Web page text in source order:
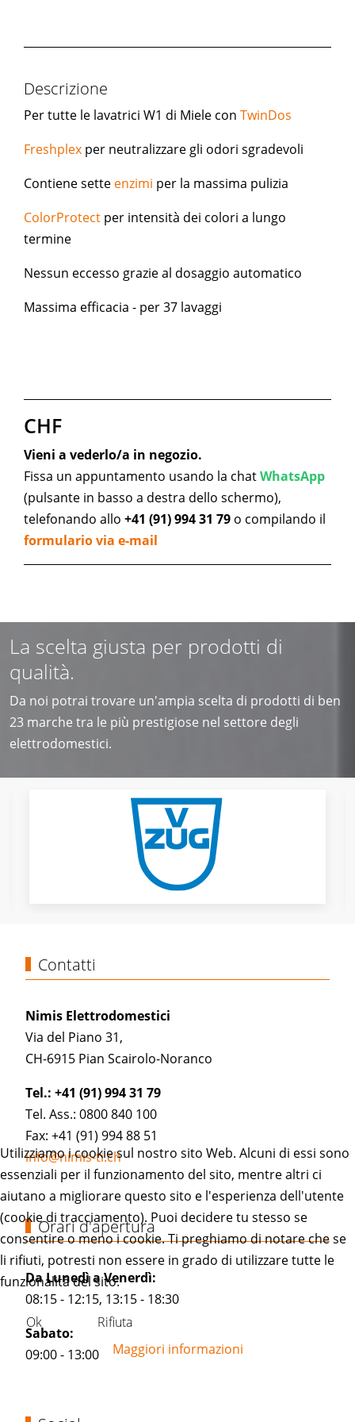
Descrizione
Per tutte le lavatrici W1 di Miele con TwinDos
Freshplex per neutralizzare gli odori sgradevoli
Contiene sette enzimi per la massima pulizia
ColorProtect per intensità dei colori a lungo
termine
Nessun eccesso grazie al dosaggio automatico
Massima efficacia - per 37 lavaggi
CHF
Vieni a vederlo/a in negozio.
Fissa un appuntamento usando la chatWhatsApp
(pulsante in basso a destra dello schermo),
telefonando allo +41 (91) 994 31 79 o compilando il
formulario via e-mail
La scelta giusta per prodotti di
qualità.
Da noi potrai trovare un'ampia scelta di prodotti di ben
23 marche tra le più prestigiose nel settore degli
elettrodomestici.
Contatti
Nimis Elettrodomestici
Via del Piano 31,
CH-6915 Pian Scairolo-Noranco
Tel.: +41 (91) 994 31 79
Tel. Ass.: 0800 840 100
Fax: +41 (91) 994 88 51
info@nimis-ti.ch
Orari d'apertura
Da Lunedì a Venerdì:
08:15 - 12:15, 13:15 - 18:30
Sabato:
09:00 - 13:00
Utilizziamo i cookie sul nostro sito Web. Alcuni di essi sono
essenziali per il funzionamento del sito, mentre altri ci
aiutano a migliorare questo sito e l'esperienza dell'utente
(cookie di tracciamento). Puoi decidere tu stesso se
consentire o meno i cookie. Ti preghiamo di notare che se
li rifiuti, potresti non essere in grado di utilizzare tutte le
funzionalità del sito.
Ok
Rifiuta
Maggiori informazioni